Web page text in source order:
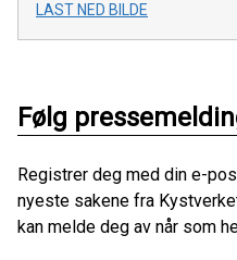
LAST NED BILDE
Følg
Registrer deg med din e-
nyeste sakene fra
kan melde deg av når som